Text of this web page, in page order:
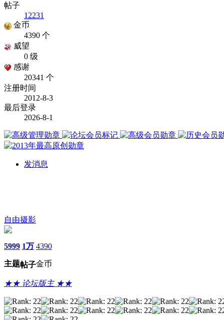
帖子
12231
金币
4390 个
威望
0 级
感谢
20341 个
注册时间
2012-8-3
最后登录
2026-8-1
发消息
自由摄影
5999
主题
1万
帖子
4390
金币
★★ 论坛版主 ★★